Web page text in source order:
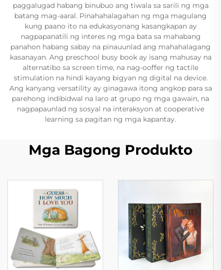
paggalugad habang binubuo ang tiwala sa sarili ng mga
batang mag-aaral. Pinahahalagahan ng mga magulang
kung paano ito na edukasyonang kasangkapan ay
nagpapanatili ng interes ng mga bata sa mahabang
panahon habang sabay na pinauunlad ang mahahalagang
kasanayan. Ang preschool busy book ay isang mahusay na
alternatibo sa screen time, na nag-ooffer ng tactile
stimulation na hindi kayang bigyan ng digital na device.
Ang kanyang versatility ay ginagawa itong angkop para sa
parehong indibidwal na laro at grupo ng mga gawain, na
nagpapaunlad ng sosyal na interaksyon at cooperative
learning sa pagitan ng mga kapantay.
Mga Bagong Produkto